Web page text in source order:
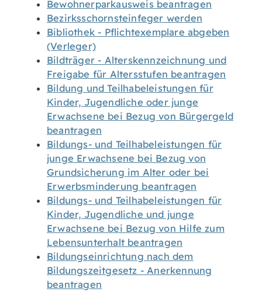
Bewohnerparkausweis beantragen
Bezirksschornsteinfeger werden
Bibliothek - Pflichtexemplare abgeben
(Verleger)
Bildträger - Alterskennzeichnung und
Freigabe für Altersstufen beantragen
Bildung und Teilhabeleistungen für
Kinder, Jugendliche oder junge
Erwachsene bei Bezug von Bürgergeld
beantragen
Bildungs- und Teilhabeleistungen für
junge Erwachsene bei Bezug von
Grundsicherung im Alter oder bei
Erwerbsminderung beantragen
Bildungs- und Teilhabeleistungen für
Kinder, Jugendliche und junge
Erwachsene bei Bezug von Hilfe zum
Lebensunterhalt beantragen
Bildungseinrichtung nach dem
Bildungszeitgesetz - Anerkennung
beantragen